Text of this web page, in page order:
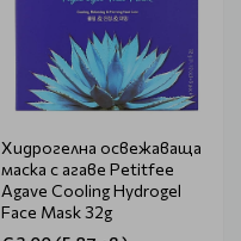
Хидрогелна освежаваща
маска с агаве Petitfee
Agave Cooling Hydrogel
Face Mask 32g